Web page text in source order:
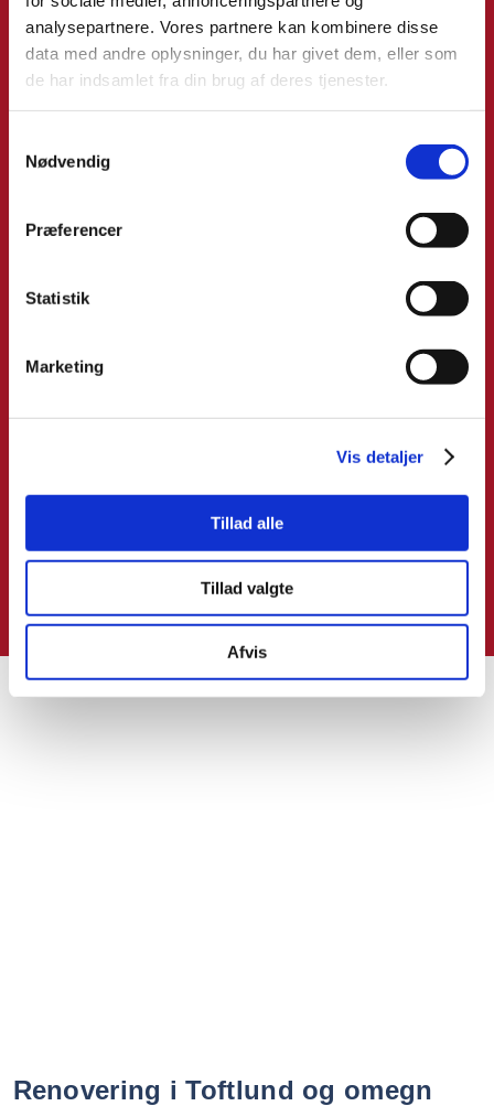
analysepartnere. Vores partnere kan kombinere disse
data med andre oplysninger, du har givet dem, eller som
de har indsamlet fra din brug af deres tjenester.
Nødvendig
Præferencer
Statistik
Marketing
Vis detaljer
Tillad alle
Tillad valgte
Afvis
Alsidigt entreprenørfirma
renovering, nybyggeri og ombygning.
Tømrerarbejde i Sønderjylland
snedkerværksted i Toftlund klare enhver opgave.
Kvalitetsbevidst håndværker
istandsættelser med størst fokus på kvalitet.
​Renovering i Toftlund og omegn